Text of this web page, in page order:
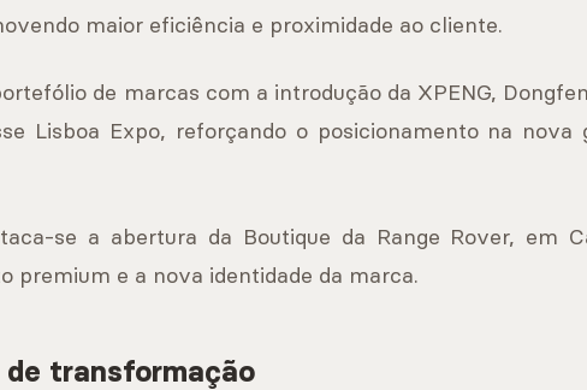
maior eficiência e proximidade ao cliente.
de marcas com a introdução da XPENG,
Lisboa Expo, reforçando o posicionamento na nova
se a abertura da Boutique da Range Rover, em
premium e a nova identidade da marca.
transformação